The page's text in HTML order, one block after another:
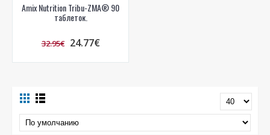
Amix Nutrition Tribu-ZMA® 90
таблеток.
32.95€ 24.77€